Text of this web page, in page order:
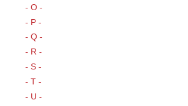
- O -
- P -
- Q -
- R -
- S -
- T -
- U -